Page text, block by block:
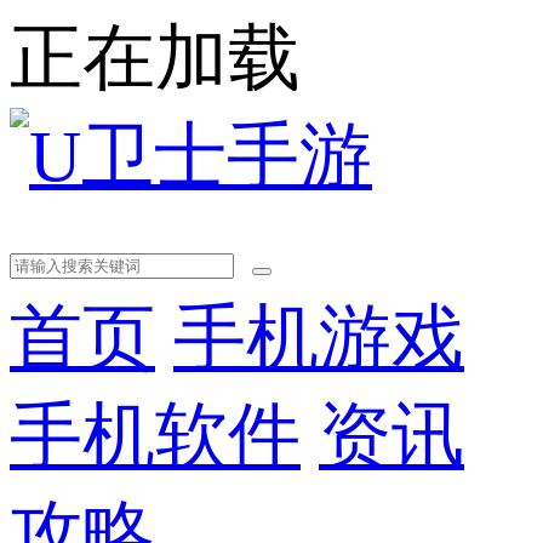
正在加载
首页 手机游戏
手机软件 资讯